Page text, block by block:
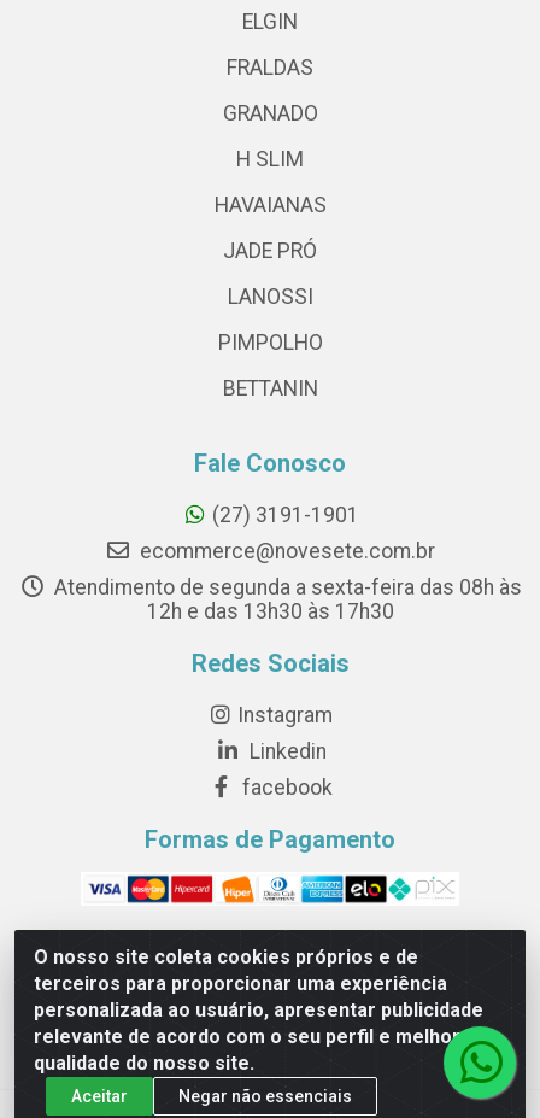
O nosso site coleta cookies próprios e de
terceiros para proporcionar uma experiência
personalizada ao usuário, apresentar publicidade
relevante de acordo com o seu perfil e melhorar a
qualidade do nosso site.
Aceitar Negar não essenciais
ELGIN
FRALDAS
GRANADO
H SLIM
HAVAIANAS
JADE PRÓ
LANOSSI
PIMPOLHO
BETTANIN
Fale Conosco
(27) 3191-1901
ecommerce@novesete.com.br
Atendimento de segunda a sexta-feira das 08h às
12h e das 13h30 às 17h30
Redes Sociais
Instagram
Linkedin
facebook
Formas de Pagamento
Novesete Distribuidora LTDA - Avenida Setecentos, S/N,
Terminal Intermodal da Serra, Serra/ES - CEP 29161-414 -
CNPJ 29.479.604/0001-44